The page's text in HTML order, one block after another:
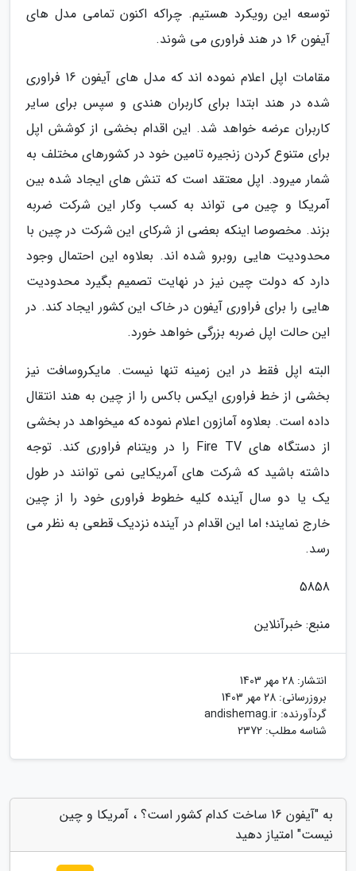
توسعه این رویکرد هستیم. چراکه اکنون تمامی مدل های
آیفون 16 در هند فراوری می شوند.
مقامات اپل اعلام نموده اند که مدل های آیفون 16 فراوری
شده در هند ابتدا برای کاربران هندی و سپس برای سایر
کاربران عرضه خواهد شد. این اقدام بخشی از کوشش اپل
برای متنوع کردن زنجیره تامین خود در کشورهای مختلف به
شمار میرود. اپل معتقد است که تنش های ایجاد شده بین
آمریکا و چین می تواند به کسب وکار این شرکت ضربه
بزند. مخصوصا اینکه بعضی از شرکای این شرکت در چین با
محدودیت هایی روبرو شده اند. بعلاوه این احتمال وجود
دارد که دولت چین نیز در نهایت تصمیم بگیرد محدودیت
هایی را برای فراوری آیفون در خاک این کشور ایجاد کند. در
این حالت اپل ضربه بزرگی خواهد خورد.
البته اپل فقط در این زمینه تنها نیست. مایکروسافت نیز
بخشی از خط فراوری ایکس باکس را از چین به هند انتقال
داده است. بعلاوه آمازون اعلام نموده که میخواهد در بخشی
از دستگاه های Fire TV را در ویتنام فراوری کند. توجه
داشته باشید که شرکت های آمریکایی نمی توانند در طول
یک یا دو سال آینده کلیه خطوط فراوری خود را از چین
خارج نمایند؛ اما این اقدام در آینده نزدیک قطعی به نظر می
رسد.
5858
منبع: خبرآنلاین
انتشار: 28 مهر 1403
بروزرسانی: 28 مهر 1403
گردآورنده: andishemag.ir
شناسه مطلب: 2372
به "آیفون 16 ساخت کدام کشور است؟ ، آمریکا و چین
نیست" امتیاز دهید